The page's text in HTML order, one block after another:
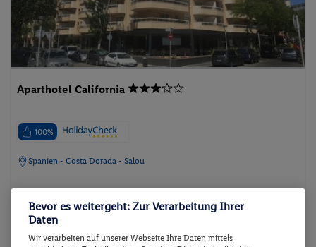
Aparthotel California
100%
Spanien - Costa Dorada - Salou
p.P. ab
Bevor es weitergeht: Zur Verarbeitung Ihrer
Daten
Wir verarbeiten auf unserer Webseite Ihre Daten mittels